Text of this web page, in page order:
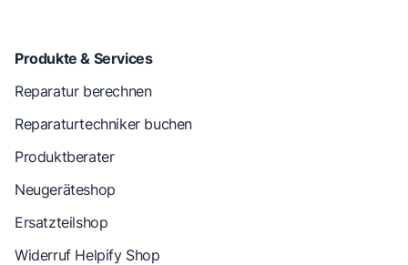
Produkte & Services
Reparatur berechnen
Reparaturtechniker buchen
Produktberater
Neugeräteshop
Ersatzteilshop
Widerruf Helpify Shop